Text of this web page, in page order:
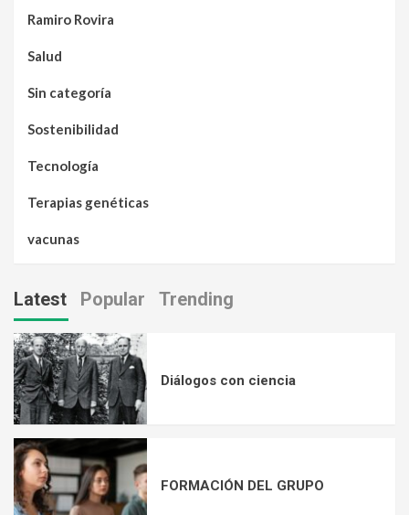
Ramiro Rovira
Salud
Sin categoría
Sostenibilidad
Tecnología
Terapias genéticas
vacunas
Latest Popular Trending
Diálogos con ciencia
FORMACIÓN DEL GRUPO